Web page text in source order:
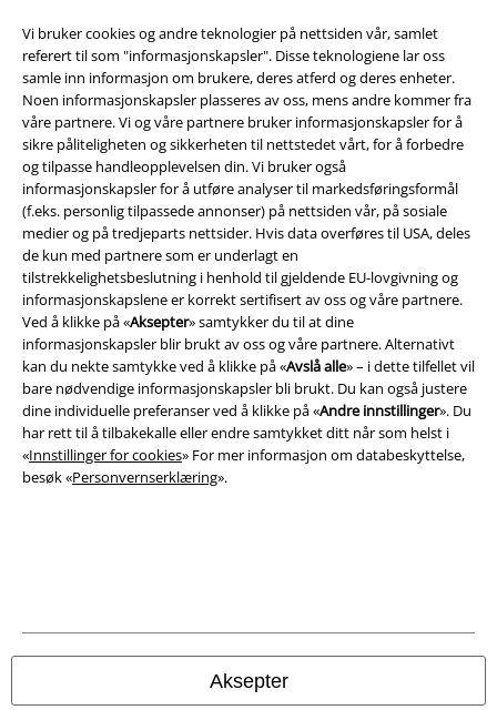
Vi bruker cookies og andre teknologier på nettsiden vår, samlet
referert til som "informasjonskapsler". Disse teknologiene lar oss
samle inn informasjon om brukere, deres atferd og deres enheter.
Noen informasjonskapsler plasseres av oss, mens andre kommer fra
våre partnere. Vi og våre partnere bruker informasjonskapsler for å
sikre påliteligheten og sikkerheten til nettstedet vårt, for å forbedre
og tilpasse handleopplevelsen din. Vi bruker også
informasjonskapsler for å utføre analyser til markedsføringsformål
(f.eks. personlig tilpassede annonser) på nettsiden vår, på sosiale
medier og på tredjeparts nettsider. Hvis data overføres til USA, deles
de kun med partnere som er underlagt en
tilstrekkelighetsbeslutning i henhold til gjeldende EU-lovgivning og
informasjonskapslene er korrekt sertifisert av oss og våre partnere.
Ved å klikke på «Aksepter» samtykker du til at dine
informasjonskapsler blir brukt av oss og våre partnere. Alternativt
kan du nekte samtykke ved å klikke på «Avslå alle» – i dette tilfellet vil
bare nødvendige informasjonskapsler bli brukt. Du kan også justere
dine individuelle preferanser ved å klikke på «Andre innstillinger». Du
har rett til å tilbakekalle eller endre samtykket ditt når som helst i
«Innstillinger for cookies» For mer informasjon om databeskyttelse,
besøk «Personvernserklæring».
Aksepter
Juridisk informasjon/Vilkår
Vilkår
Impressum
Konfidensialitetserklæring
Avfallshåndtering og miljøbeskyttelse
Samsvarserklæring
Alle priser inkluderer moms og skatt.Frakt er ikke inkludert.
© 1986-2026 E.M.P. Merchandising HGmbH